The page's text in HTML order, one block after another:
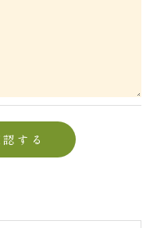
利用停止の手続につ